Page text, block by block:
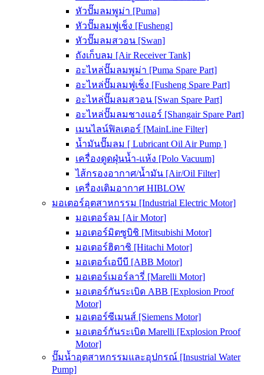
หัวปั๊มลมพูม่า [Puma]
หัวปั๊มลมฟูเช็ง [Fusheng]
หัวปั๊มลมสวอน [Swan]
ถังเก็บลม [Air Receiver Tank]
อะไหล่ปั๊มลมพูม่า [Puma Spare Part]
อะไหล่ปั๊มลมฟูเช็ง [Fusheng Spare Part]
อะไหล่ปั๊มลมสวอน [Swan Spare Part]
อะไหล่ปั๊มลมชางแอร์ [Shangair Spare Part]
เมนไลน์ฟิลเตอร์ [MainLine Filter]
น้ำมันปั๊มลม [ Lubricant Oil Air Pump ]
เครื่องดูดฝุ่นน้ำ-แห้ง [Polo Vacuum]
ไส้กรองอากาศ/น้ำมัน [Air/Oil Filter]
เครื่องเติมอากาศ HIBLOW
มอเตอร์อุตสาหกรรม [Industrial Electric Motor]
มอเตอร์ลม [Air Motor]
มอเตอร์มิตซูบิชิ [Mitsubishi Motor]
มอเตอร์ฮิตาชิ [Hitachi Motor]
มอเตอร์เอบีบี [ABB Motor]
มอเตอร์เมอร์ลารี่ [Marelli Motor]
มอเตอร์กันระเบิด ABB [Explosion Proof
Motor]
มอเตอร์ซีเมนส์ [Siemens Motor]
มอเตอร์กันระเบิด Marelli [Explosion Proof
Motor]
ปั๊มน้ำอุตสาหกรรมและอุปกรณ์ [Insustrial Water
Pump]